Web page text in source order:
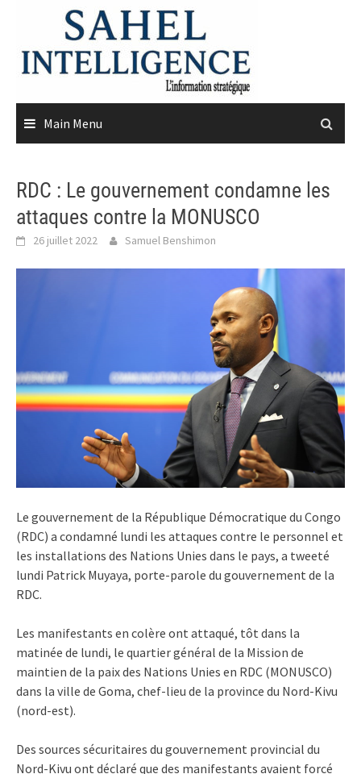
content
Main Menu
RDC : Le gouvernement condamne les
attaques contre la MONUSCO
26 juillet 2022 Samuel Benshimon
Le gouvernement de la République Démocratique du Congo
(RDC) a condamné lundi les attaques contre le personnel et
les installations des Nations Unies dans le pays, a tweeté
lundi Patrick Muyaya, porte-parole du gouvernement de la
RDC.
Les manifestants en colère ont attaqué, tôt dans la
matinée de lundi, le quartier général de la Mission de
maintien de la paix des Nations Unies en RDC (MONUSCO)
dans la ville de Goma, chef-lieu de la province du Nord-Kivu
(nord-est).
Des sources sécuritaires du gouvernement provincial du
Nord-Kivu ont déclaré que des manifestants avaient forcé